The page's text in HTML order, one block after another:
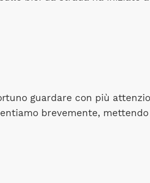
guardare con più
brevemente,